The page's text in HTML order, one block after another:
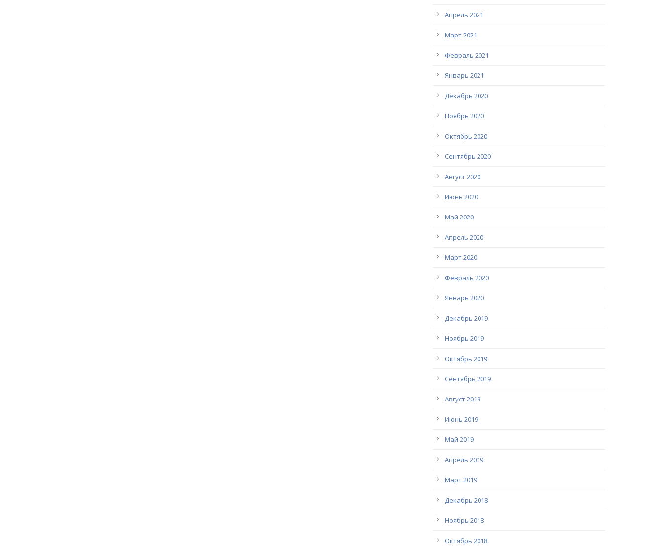
Апрель 2021
Март 2021
Февраль 2021
Январь 2021
Декабрь 2020
Ноябрь 2020
Октябрь 2020
Сентябрь 2020
Август 2020
Июнь 2020
Май 2020
Апрель 2020
Март 2020
Февраль 2020
Январь 2020
Декабрь 2019
Ноябрь 2019
Октябрь 2019
Сентябрь 2019
Август 2019
Июнь 2019
Май 2019
Апрель 2019
Март 2019
Декабрь 2018
Ноябрь 2018
Октябрь 2018